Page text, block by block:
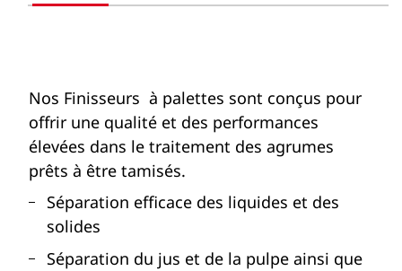
Nos Finisseurs à palettes sont conçus pour
offrir une qualité et des performances
élevées dans le traitement des agrumes
prêts à être tamisés.
Séparation efficace des liquides et des
solides
Séparation du jus et de la pulpe ainsi que